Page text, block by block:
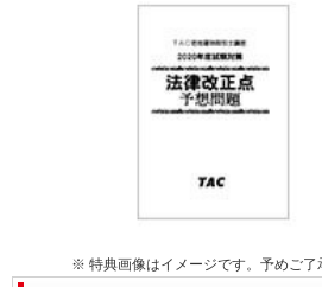
※ 特典画像はイメージです。予めご了